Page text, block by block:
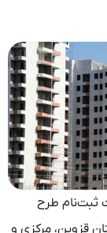
ثبت‌نام طرح
قزوین، مرکزی و